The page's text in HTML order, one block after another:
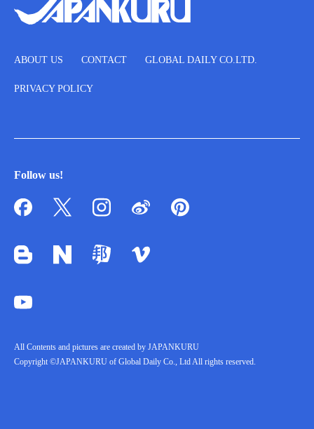
ABOUT US CONTACT GLOBAL DAILY CO.LTD.
PRIVACY POLICY
Follow us!
All Contents and pictures are created by JAPANKURU
Copyright ©JAPANKURU of Global Daily Co., Ltd All rights reserved.